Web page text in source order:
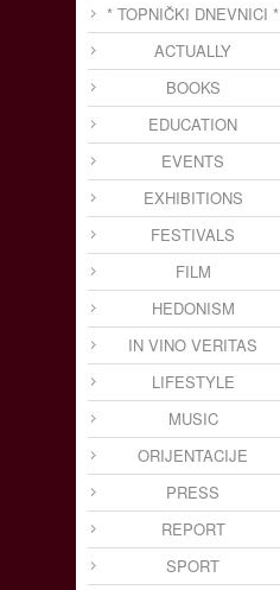
* TOPNIČKI DNEVNICI *
ACTUALLY
BOOKS
EDUCATION
EVENTS
EXHIBITIONS
FESTIVALS
FILM
HEDONISM
IN VINO VERITAS
LIFESTYLE
MUSIC
ORIJENTACIJE
PRESS
REPORT
SPORT